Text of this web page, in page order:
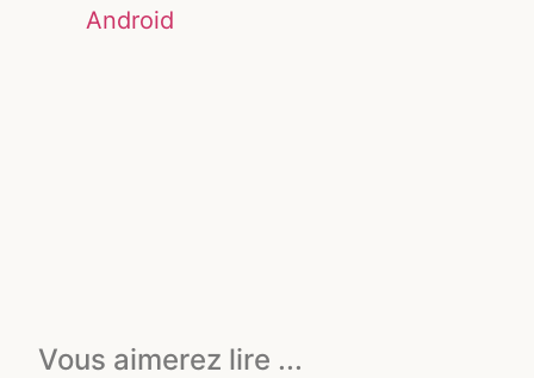
Android
Vous aimerez lire ...